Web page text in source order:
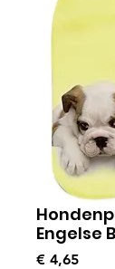
Engelse
€ 4,65Prijs